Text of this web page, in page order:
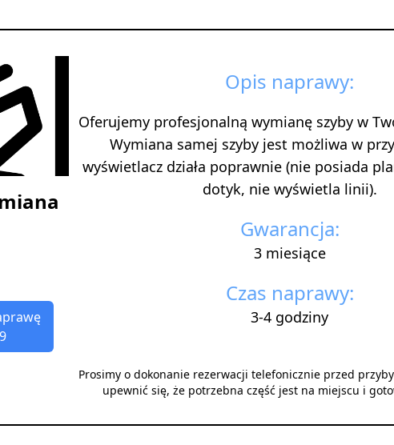
Opis naprawy:
Oferujemy profesjonalną wymianę szyby w
Wymiana samej szyby jest możliwa w
wyświetlacz działa poprawnie (nie posiada
dotyk, nie wyświetla linii).
Gwarancja:
3 miesiące
Czas naprawy:
3-4 godziny
Prosimy o dokonanie rezerwacji telefonicznie przed
upewnić się, że potrzebna część jest na miejscu i